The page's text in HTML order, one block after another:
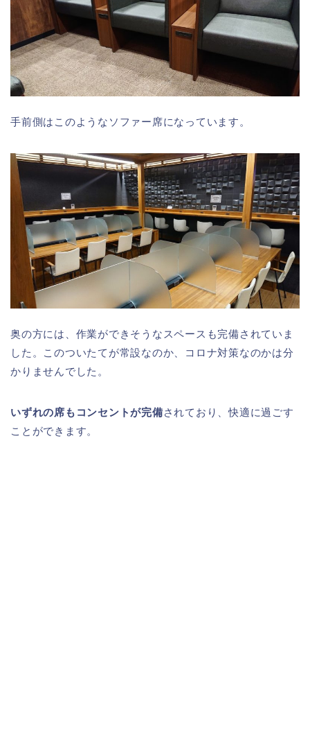
手前側はこのようなソファー席になっています。
奥の方には、作業ができそうなスペースも完備されていま
した。このついたてが常設なのか、コロナ対策なのかは分
かりませんでした。
いずれの席もコンセントが完備されており、快適に過ごす
ことができます。